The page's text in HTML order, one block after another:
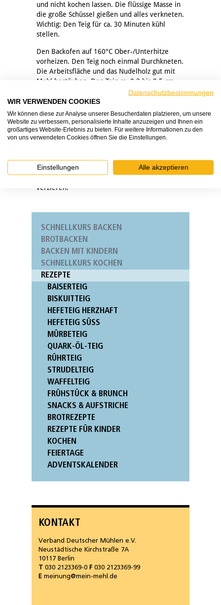
SCHNELLKURS BACKEN
BROTBACKEN
BACKEN MIT KINDERN
SCHNELLKURS KOCHEN
REZEPTE
BAISERTEIG
BISKUITTEIG
HEFETEIG HERZHAFT
HEFETEIG SÜSS
MÜRBETEIG
QUARK-ÖL-TEIG
RÜHRTEIG
STRUDELTEIG
WAFFELTEIG
FRÜHSTÜCK & BRUNCH
SNACKS & AUFSTRICHE
BROTREZEPTE
REZEPTE FÜR KINDER
KOCHEN
FEIERTAGE
ADVENTSKALENDER
und nicht kochen lassen. Die flüssige Masse in
die große Schüssel gießen und alles verkneten.
Wichtig: Den Teig für ca. 30 Minuten kühl
stellen.
Den Backofen auf 160°C Ober-/Unterhitze
vorheizen. Den Teig noch einmal Durchkneten.
Die Arbeitsfläche und das Nudelholz gut mit
Mehl bestäuben. Den Teig ca. 0,3 bis 0,5 cm
dick ausrollen, nicht dünner. Die Plätzchen mit
den Formen ausstechen und auf die mit
Backpapier ausgelegten Backbleche legen. Für
ca. 15 Minuten backen, aus dem Ofen nehmen,
abkühlen lassen und nach Belieben verzieren.
schmecken sie zu jeder Jahreszeit. Ohne den
Kakao sind sie heller und lassen sich schöner
verzieren.
KONTAKT
Verband Deutscher Mühlen e.V.
Neustädtische Kirchstraße 7A
10117 Berlin
T 030 2123369-0 F030 2123369-99
E meinung@mein-mehl.de
Datenschutzbestimmungen
WIR VERWENDEN COOKIES
Wir können diese zur Analyse unserer Besucherdaten platzieren, um unsere
Website zu verbessern, personalisierte Inhalte anzuzeigen und Ihnen ein
großartiges Website-Erlebnis zu bieten. Für weitere Informationen zu den
von uns verwendeten Cookies öffnen Sie die Einstellungen.
Einstellungen Alle akzeptieren